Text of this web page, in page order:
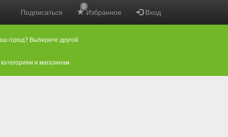
Подписаться Избранное
0
Вход
город? Выберите другой
и магазинам